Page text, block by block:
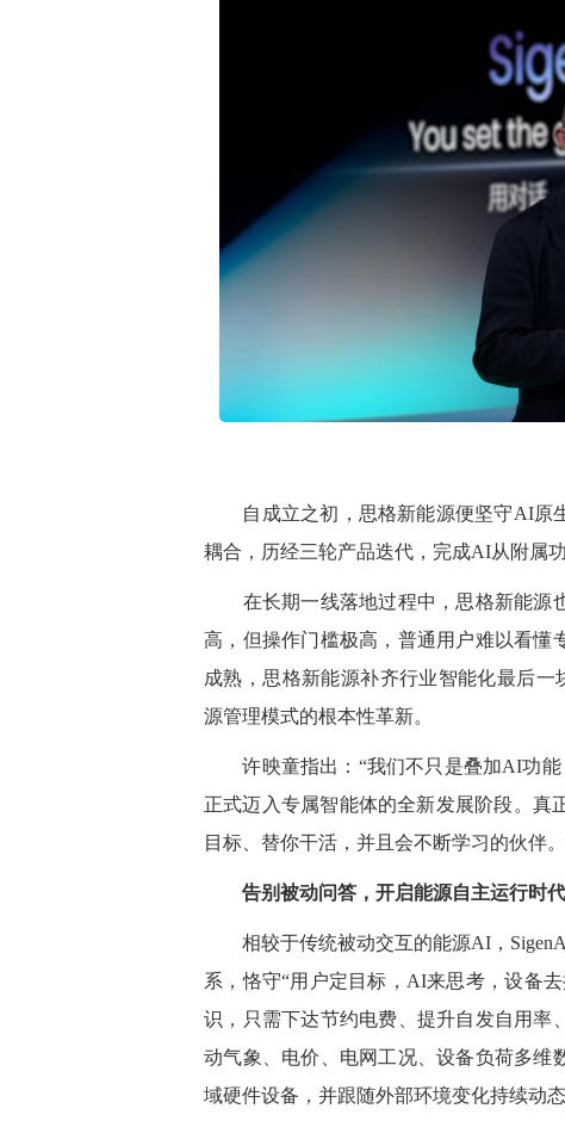
自成立之初， 思格新能源便坚守AI原
耦合，历经三轮产品迭代，完成AI从附属
在长期一线落地过程中， 思格新能源
高 ，但操作门槛极高，普通用户难以看
成熟， 思格新能源补齐行业智能化最后一
源管理模式的根本性革新。
许映童指出 ：“我们不 只是叠加AI功能
正式迈入专属智能体的全新发展阶段。真
目标、替你干活 ，并且 会不断学习的伙伴
告别被动问答，开启能源自主运行时代
相较于传统被动交互的能源AI，
系，恪守“用户定目标，AI来思考，设备
识，只需下达节约电费、提升自发自用率
动气象、电价、电网工况、设备负荷多维
域硬件设备，并跟随外部环境变化持续动态